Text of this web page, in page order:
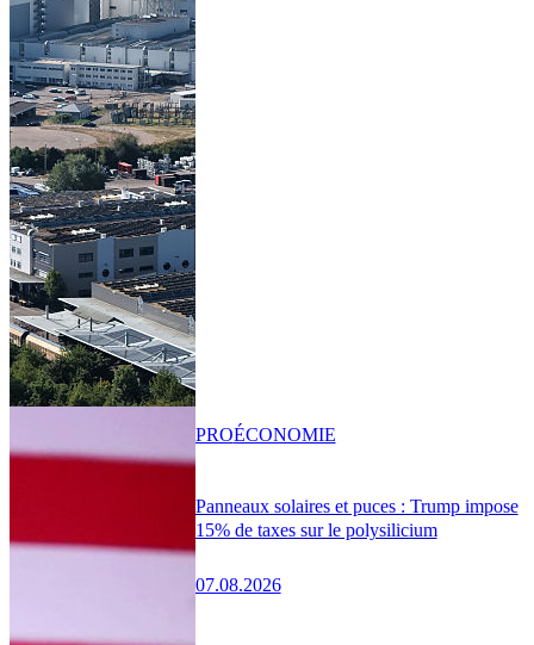
Panneaux solaires et puces : Trump impose
15% de taxes sur le polysilicium
07.08.2026
PROÉCONOMIE